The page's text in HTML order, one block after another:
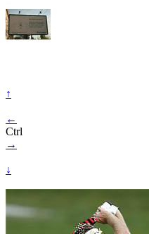
↑
←
Ctrl
→
↓